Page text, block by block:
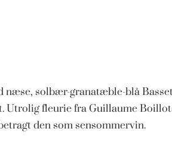
næse, solbær-granatæble-blå
Utrolig fleurie fra Guillaume
den som sensommervin.